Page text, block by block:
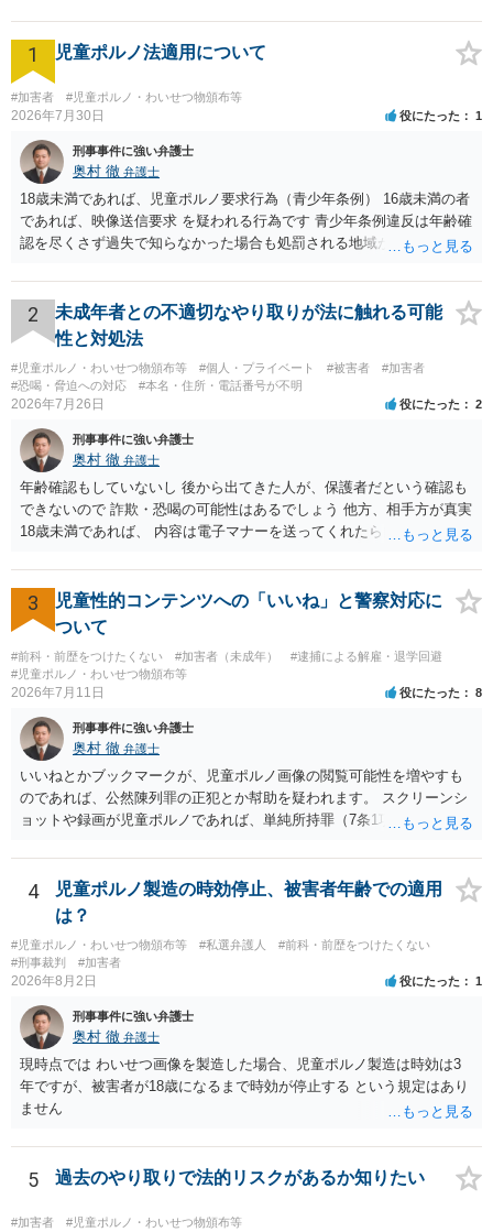
1 児童ポルノ法適用について
#加害者 #児童ポルノ・わいせつ物頒布等
2026年7月30日 役にたった 1
刑事事件に強い弁護士
奥村 徹 弁護士
18歳未満であれば、児童ポルノ要求行為（青少年条例） 16歳未満の者
であれば、映像送信要求 を疑われる行為です 青少年条例違反は年齢確
認を尽くさず過失で知らなかった場合も処罰される地域があるので、
2
未成年者との不適切なやり取りが法に触れる可能
性と対処法
#児童ポルノ・わいせつ物頒布等 #個人・プライベート #被害者
#加害者
#恐喝・脅迫への対応
#本名・住所・電話番号が不明
2026年7月26日 役にたった 2
刑事事件に強い弁護士
奥村 徹 弁護士
年齢確認もしていないし 後から出てきた人が、保護者だという確認も
できないので 詐欺・恐喝の可能性はあるでしょう 他方、相手方が真実
18歳未満であれば、 内容は電子マナーを送ってくれたら自慰行為など
画の尺は10分ほど、服を着たままで胸を触って欲しい、などの要望を
して、要求された金額(1000円程度)の電子マネーを送信してしまいま
した。 そこから、撮影するまで暇なので顔の雰囲気の写真を交換して
言ったやり取りをしていました。 というやりとりは、青少年条例違反
（わいせつ行為）の疑いがあります。18歳未満と知らなくても処罰可
3
児童性的コンテンツへの「いいね」と警察対応に
ついて
#前科・前歴をつけたくない #加害者（未成年）
#逮捕による解雇・退学回避
#児童ポルノ・わいせつ物頒布等
2026年7月11日 役にたった 8
刑事事件に強い弁護士
奥村 徹 弁護士
いいねとかブックマークが、児童ポルノ画像の閲覧可能性を増やすも
のであれば、公然陳列罪の正犯とか幇助を疑われます。 スクリーンシ
ョットや録画が児童ポルノであれば、単純所持罪（7条1項）になりま
ポルノ画像の陳列者の関連先として、任意で取調を受けた人はいま
す。 snsのサーバー凍結の具体的理由はわかりませんが、児童ポルノ
であれば、日本警察に連絡されて、日本の刑罰法規に触れる点があれ
ば、捜査を受けることがあります。
4
児童ポルノ製造の時効停止、被害者年齢での適用
は？
#児童ポルノ・わいせつ物頒布等 #私選弁護人
#前科・前歴をつけたくない
#刑事裁判
#加害者
2026年8月2日 役にたった 1
刑事事件に強い弁護士
奥村 徹 弁護士
現時点では わいせつ画像を製造した場合、児童ポルノ製造は時効は3
年ですが、被害者が18歳になるまで時効が停止する という規定はあり
ません
5 過去のやり取りで法的リスクがあるか知りたい
#加害者 #児童ポルノ・わいせつ物頒布等